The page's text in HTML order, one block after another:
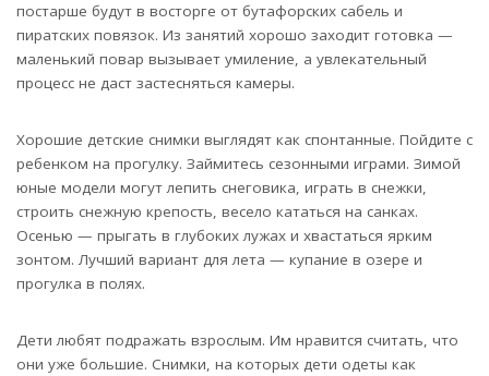
постарше будут в восторге от бутафорских сабель и
пиратских повязок. Из занятий хорошо заходит готовка —
маленький повар вызывает умиление, а увлекательный
процесс не даст застесняться камеры.
Хорошие детские снимки выглядят как спонтанные. Пойдите с
ребенком на прогулку. Займитесь сезонными играми. Зимой
юные модели могут лепить снеговика, играть в снежки,
строить снежную крепость, весело кататься на санках.
Осенью — прыгать в глубоких лужах и хвастаться ярким
зонтом. Лучший вариант для лета — купание в озере и
прогулка в полях.
Дети любят подражать взрослым. Им нравится считать, что
они уже большие. Снимки, на которых дети одеты как